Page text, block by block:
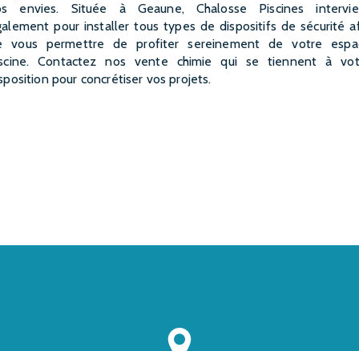
envies. Située à Geaune, Chalosse Piscines
pour installer tous types de dispositifs de sécurité
vous permettre de profiter sereinement de votre
Contactez nos vente chimie qui se tiennent à
pour concrétiser vos projets.